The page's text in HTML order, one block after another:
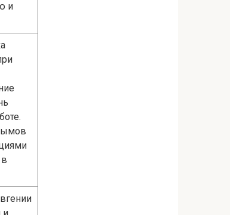
и